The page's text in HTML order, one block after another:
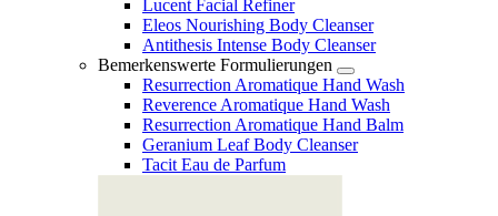
Lucent Facial Refiner
Eleos Nourishing Body Cleanser
Antithesis Intense Body Cleanser
Bemerkenswerte Formulierungen
Resurrection Aromatique Hand Wash
Reverence Aromatique Hand Wash
Resurrection Aromatique Hand Balm
Geranium Leaf Body Cleanser
Tacit Eau de Parfum